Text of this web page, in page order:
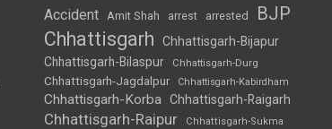
Accident Amit Shah arrest arrested BJP
Chhattisgarh
Chhattisgarh-Bijapur
Chhattisgarh-Bilaspur
Chhattisgarh-Durg
Chhattisgarh-Jagdalpur Chhattisgarh-Kabirdham
Chhattisgarh-Korba Chhattisgarh-Raigarh
Chhattisgarh-Raipur
Chhattisgarh-Sukma